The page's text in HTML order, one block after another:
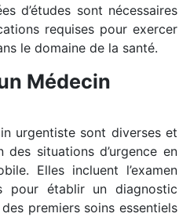
d’études sont nécessaires
requises pour exercer
le domaine de la santé.
Médecin
urgentiste sont diverses et
situations d’urgence en
Elles incluent l’examen
pour établir un diagnostic
premiers soins essentiels